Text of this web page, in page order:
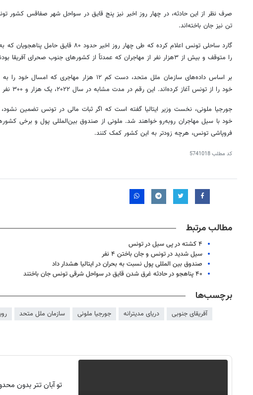
تن نیز جان باخته‌اند.
گارد ساحلی تونس اعلام کرده که طی چهار روز اخیر
را متوقف و بیش از ۳هزار نفر از مهاجران که عمدتاً از کشورهای جنوب صحرای آفریقا بودند را بازداشت کرده است.
بر اساس داده‌های سازمان ملل متحد، دست کم ۱۲ هزار مهاجری
خود را از تونس آغاز کرده‌اند. این رقم در مدت مشابه در سال ۲۰۲۲، یک هزار و ۳۰۰ نفر بود.
جورجیا ملونی، نخست وزیر ایتالیا گفته است که اگر ثبات مالی در تونس تضمین
خود با سیل مهاجران روبه‌رو خواهند شد. ملونی از صندوق بین‌المللی پول و برخی
فروپاشی تونس، هرچه زودتر به این کشور کمک کنند.
کد مطلب5741018
مطالب مرتبط
۴ کشته در پی سیل در تونس
سیل شدید در تونس و جان باختن ۴ نفر
صندوق بین المللی پول نسبت به بحران در ایتالیا هشدار داد
۴۰ پناهجو در حادثه غرق شدن قایق در سواحل شرقی تونس جان باختند
برچسب‌ها
آفریقای جنوبی دریای مدیترانه جورجیا ملونی سازمان ملل متحد
تو آبان تتر بدون